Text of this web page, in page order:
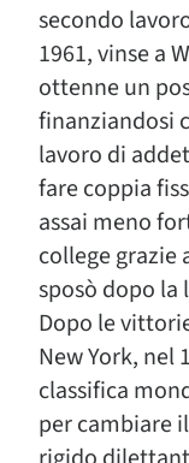
secondo
1961, vinse a
ottenne un
finanziandosi
lavoro di
fare coppia
assai meno
college grazie
sposò dopo la
Dopo le
New York, nel
classifica
per cambiare